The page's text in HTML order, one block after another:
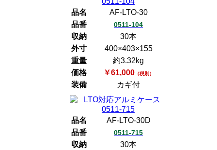
品名
AF-LTO-30
品番
0511-104
収納
30本
外寸
400×403×155
重量
約3.32kg
価格
￥61,000（税別）
装備 カギ付
品名
AF-LTO-30D
品番
0511-715
収納
30本